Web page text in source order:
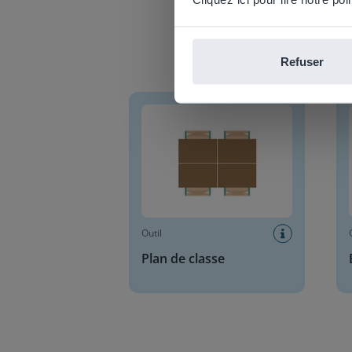
Refuser
Outil
Plan de classe